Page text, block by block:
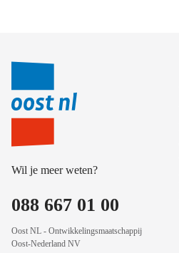
Wil je meer weten?
088 667 01 00
Oost NL - Ontwikkelingsmaatschappij
Oost-Nederland NV